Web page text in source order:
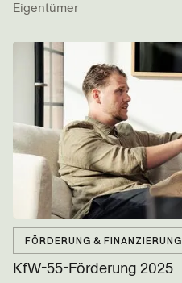
Eigentümer
KfW-55-Förderung 2025
FÖRDERUNG & FINANZIERUNG